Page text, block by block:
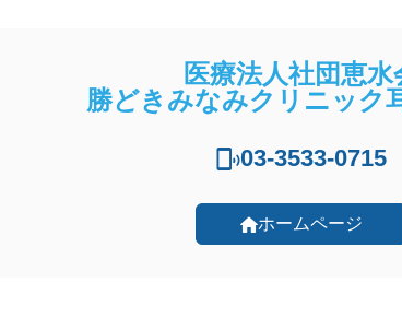
医療法人社団恵水
勝どきみなみクリニック
03-3533-0715
ホームページ